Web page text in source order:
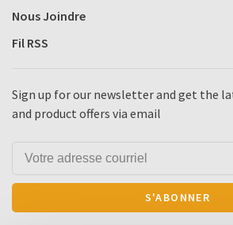
Nous Joindre
Fil RSS
Sign up for our newsletter and get the
and product offers via email
S'ABONNER